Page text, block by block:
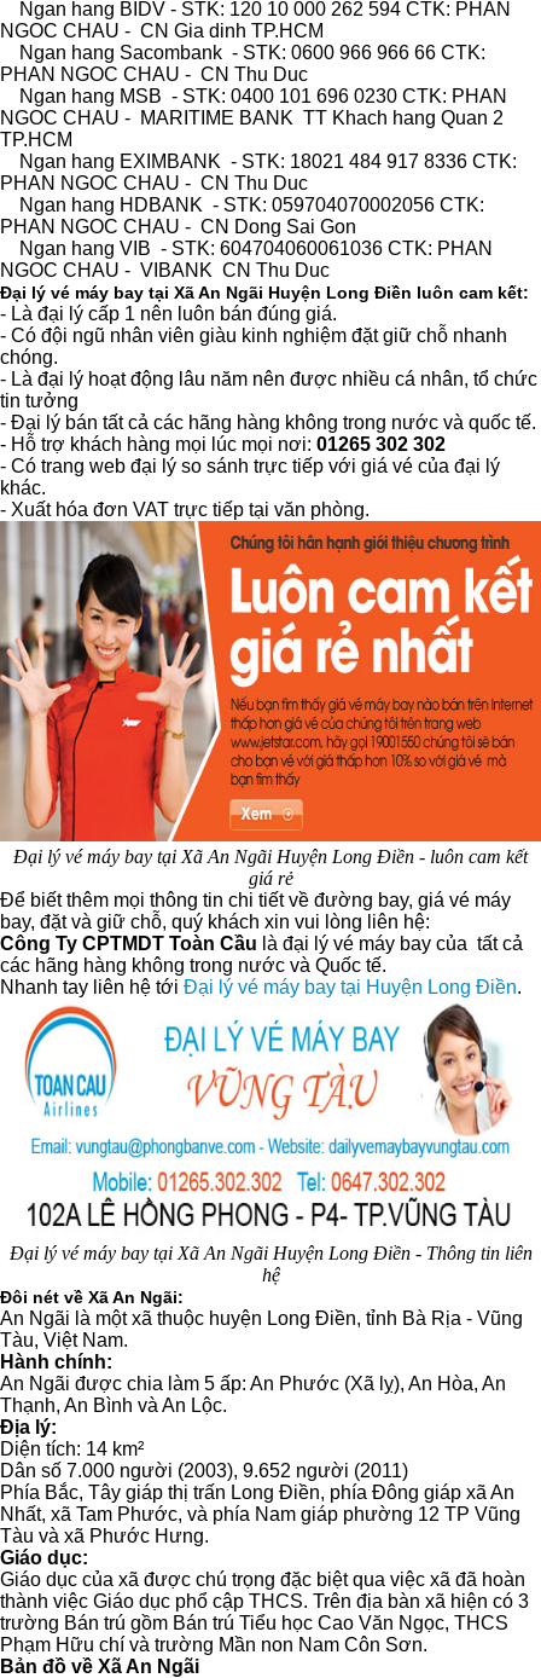
Ngan hang BIDV - STK: 120 10 000 262 594 CTK: PHAN
NGOC CHAU - CN Gia dinh TP.HCM
Ngan hang Sacombank - STK: 0600 966 966 66 CTK:
PHAN NGOC CHAU - CN Thu Duc
Ngan hang MSB - STK: 0400 101 696 0230 CTK: PHAN
NGOC CHAU - MARITIME BANK TT Khach hang Quan 2
TP.HCM
Ngan hang EXIMBANK - STK: 18021 484 917 8336 CTK:
PHAN NGOC CHAU - CN Thu Duc
Ngan hang HDBANK - STK: 059704070002056 CTK:
PHAN NGOC CHAU - CN Dong Sai Gon
Ngan hang VIB - STK: 604704060061036 CTK: PHAN
NGOC CHAU - VIBANK CN Thu Duc
Đại lý vé máy bay tại Xã An Ngãi Huyện Long Điền luôn cam kết:
- Là đại lý cấp 1 nên luôn bán đúng giá.
- Có đội ngũ nhân viên giàu kinh nghiệm đặt giữ chỗ nhanh
chóng.
- Là đại lý hoạt động lâu năm nên được nhiều cá nhân, tổ chức
tin tưởng
- Đại lý bán tất cả các hãng hàng không trong nước và quốc tế.
- Hỗ trợ khách hàng mọi lúc mọi nơi: 01265 302 302
- Có trang web đại lý so sánh trực tiếp với giá vé của đại lý
khác.
- Xuất hóa đơn VAT trực tiếp tại văn phòng.
Đại lý vé máy bay tại Xã An Ngãi Huyện Long Điền - luôn cam kết
giá rẻ
Để biết thêm mọi thông tin chi tiết về đường bay, giá vé máy
bay, đặt và giữ chỗ, quý khách xin vui lòng liên hệ:
Công Ty CPTMDT Toàn Cầu là đại lý vé máy bay của tất cả
các hãng hàng không trong nước và Quốc tế.
Nhanh tay liên hệ tới Đại lý vé máy bay tại Huyện Long Điền.
Đại lý vé máy bay tại Xã An Ngãi Huyện Long Điền - Thông tin liên
hệ
Đôi nét về Xã An Ngãi:
An Ngãi là một xã thuộc huyện Long Điền, tỉnh Bà Rịa - Vũng
Tàu, Việt Nam.
Hành chính:
An Ngãi được chia làm 5 ấp: An Phước (Xã lỵ), An Hòa, An
Thạnh, An Bình và An Lộc.
Địa lý:
Diện tích: 14 km²
Dân số 7.000 người (2003), 9.652 người (2011)
Phía Bắc, Tây giáp thị trấn Long Điền, phía Đông giáp xã An
Nhất, xã Tam Phước, và phía Nam giáp phường 12 TP Vũng
Tàu và xã Phước Hưng.
Giáo dục:
Giáo dục của xã được chú trọng đặc biệt qua việc xã đã hoàn
thành việc Giáo dục phổ cập THCS. Trên địa bàn xã hiện có 3
trường Bán trú gồm Bán trú Tiểu học Cao Văn Ngọc, THCS
Phạm Hữu chí và trường Mần non Nam Côn Sơn.
Bản đồ về Xã An Ngãi